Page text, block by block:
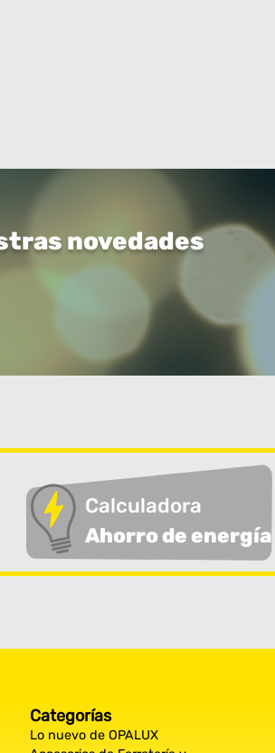
novedades
Calculadora
Ahorro de energía
Categorías
Lo nuevo de OPALUX